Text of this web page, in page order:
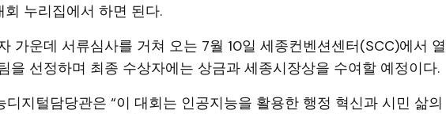
누리집에서 하면 된다.
가운데 서류심사를 거쳐 오는 7월 10일 세종컨벤션센터(SCC)에서 열
을 선정하며 최종 수상자에는 상금과 세종시장상을 수여할 예정이다.
디지털담당관은 “이 대회는 인공지능을 활용한 행정 혁신과 시민 삶의